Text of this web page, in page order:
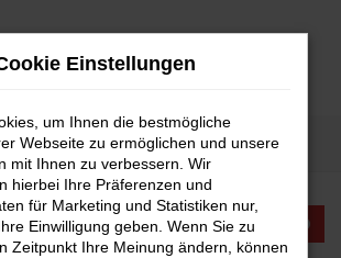
Fahrzeugangebote
KTW INTERNATIONAL
Einstellungen
um Ihnen die bestmögliche
Webseite zu ermöglichen und unsere
mit Ihnen zu verbessern. Wir
hierbei Ihre Präferenzen und
für Marketing und Statistiken nur,
Einwilligung geben. Wenn Sie zu
Zeitpunkt Ihre Meinung ändern, können